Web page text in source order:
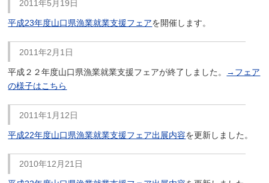
2011年5月19日
平成23年度山口県漁業就業支援フェアを開催します。
2011年2月1日
平成２２年度山口県漁業就業支援フェアが終了しました。 →フェア
の様子はこちら
2011年1月12日
平成22年度山口県漁業就業支援フェア出展内容を更新しました。
2010年12月21日